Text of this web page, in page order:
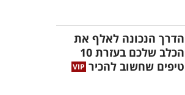
הדרך הנכונה לאלף את
הכלב שלכם בעזרת 10
טיפים שחשוב להכיר